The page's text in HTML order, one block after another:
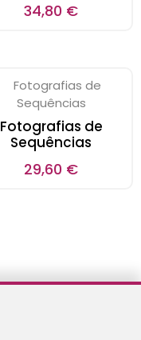
34,80 €
Fotografias de
Sequências
29,60 €